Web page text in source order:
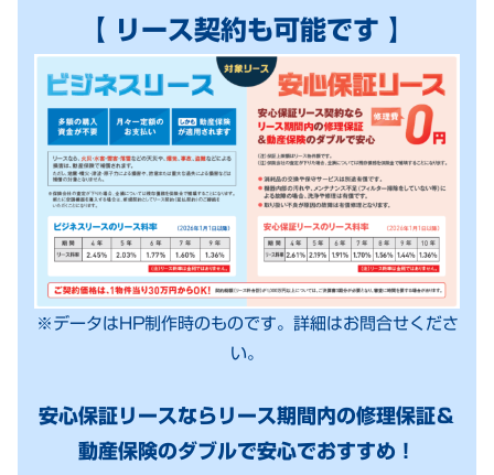
【 リース契約も可能です 】
※データはHP制作時のものです。詳細はお問合せくださ
い。
安心保証リースならリース期間内の修理保証＆
動産保険のダブルで安心でおすすめ！